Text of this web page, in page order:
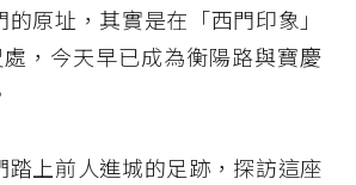
原址，其實是在「西門印象」
，今天早已成為衡陽路與寶慶
踏上前人進城的足跡，探訪這座